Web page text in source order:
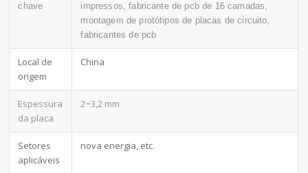
chave
impressos, fabricante de pcb de 16 camadas,
montagem de protótipos de placas de circuito,
fabricantes de pcb
Local de
origem
China
Espessura
da placa
2~3,2 mm
Setores
aplicáveis
nova energia, etc.